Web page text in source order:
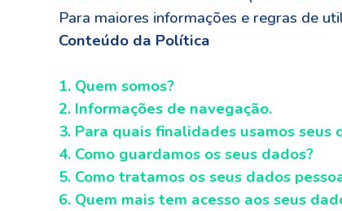
Para maiores informações e regras de
Conteúdo da Política
1. Quem somos?
2. Informações de navegação.
3. Para quais finalidades usamos seus
4. Como guardamos os seus dados?
5. Como tratamos os seus dados
6. Quem mais tem acesso aos seus